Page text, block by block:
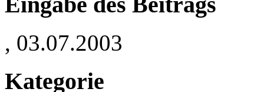
, 03.07.2003
Kategorie